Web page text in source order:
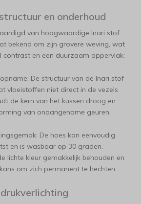
en onderhoud
van hoogwaardige Inari stof.
bekend om zijn grovere weving, wat
contrast en een duurzaam oppervlak:
De structuur van de Inari stof
vloeistoffen niet direct in de vezels
de kern van het kussen droog en
van onaangename geuren.
De hoes kan eenvoudig
en is wasbaar op 30 graden.
lichte kleur gemakkelijk behouden en
om zich permanent te hechten.